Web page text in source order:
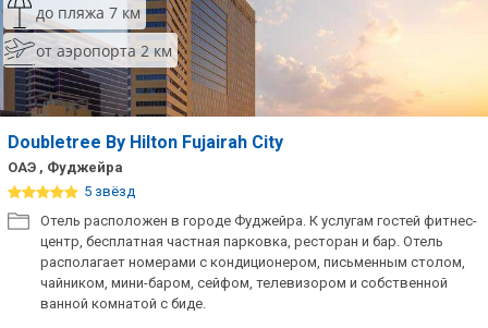
до пляжа 7 км
от аэропорта 2 км
Doubletree By Hilton Fujairah City
ОАЭ , Фуджейра
5 звёзд
Отель расположен в городе Фуджейра. К услугам гостей фитнес-
центр, бесплатная частная парковка, ресторан и бар. Отель
располагает номерами с кондиционером, письменным столом,
чайником, мини-баром, сейфом, телевизором и собственной
ванной комнатой с биде.
Занзибар
Абхазия
Большой Сочи
Кав Мин Воды
Экскурсионные туры
VIP отели 5 звезд
ТОП 10 лучших отелей 5*